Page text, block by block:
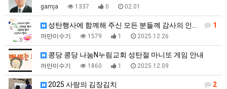
gamja 1337 0 02.01
1
성탄행사에 함께해 주신 모든 분들께 감사의 인사드립니다…
까만미수기 1579 1 2025.12.26
콩당 콩당 나눔N누림교회 성탄절 마니또 게임 안내
까만미수기 1860 1 2025.12.09
2
2025 사랑의 김장김치